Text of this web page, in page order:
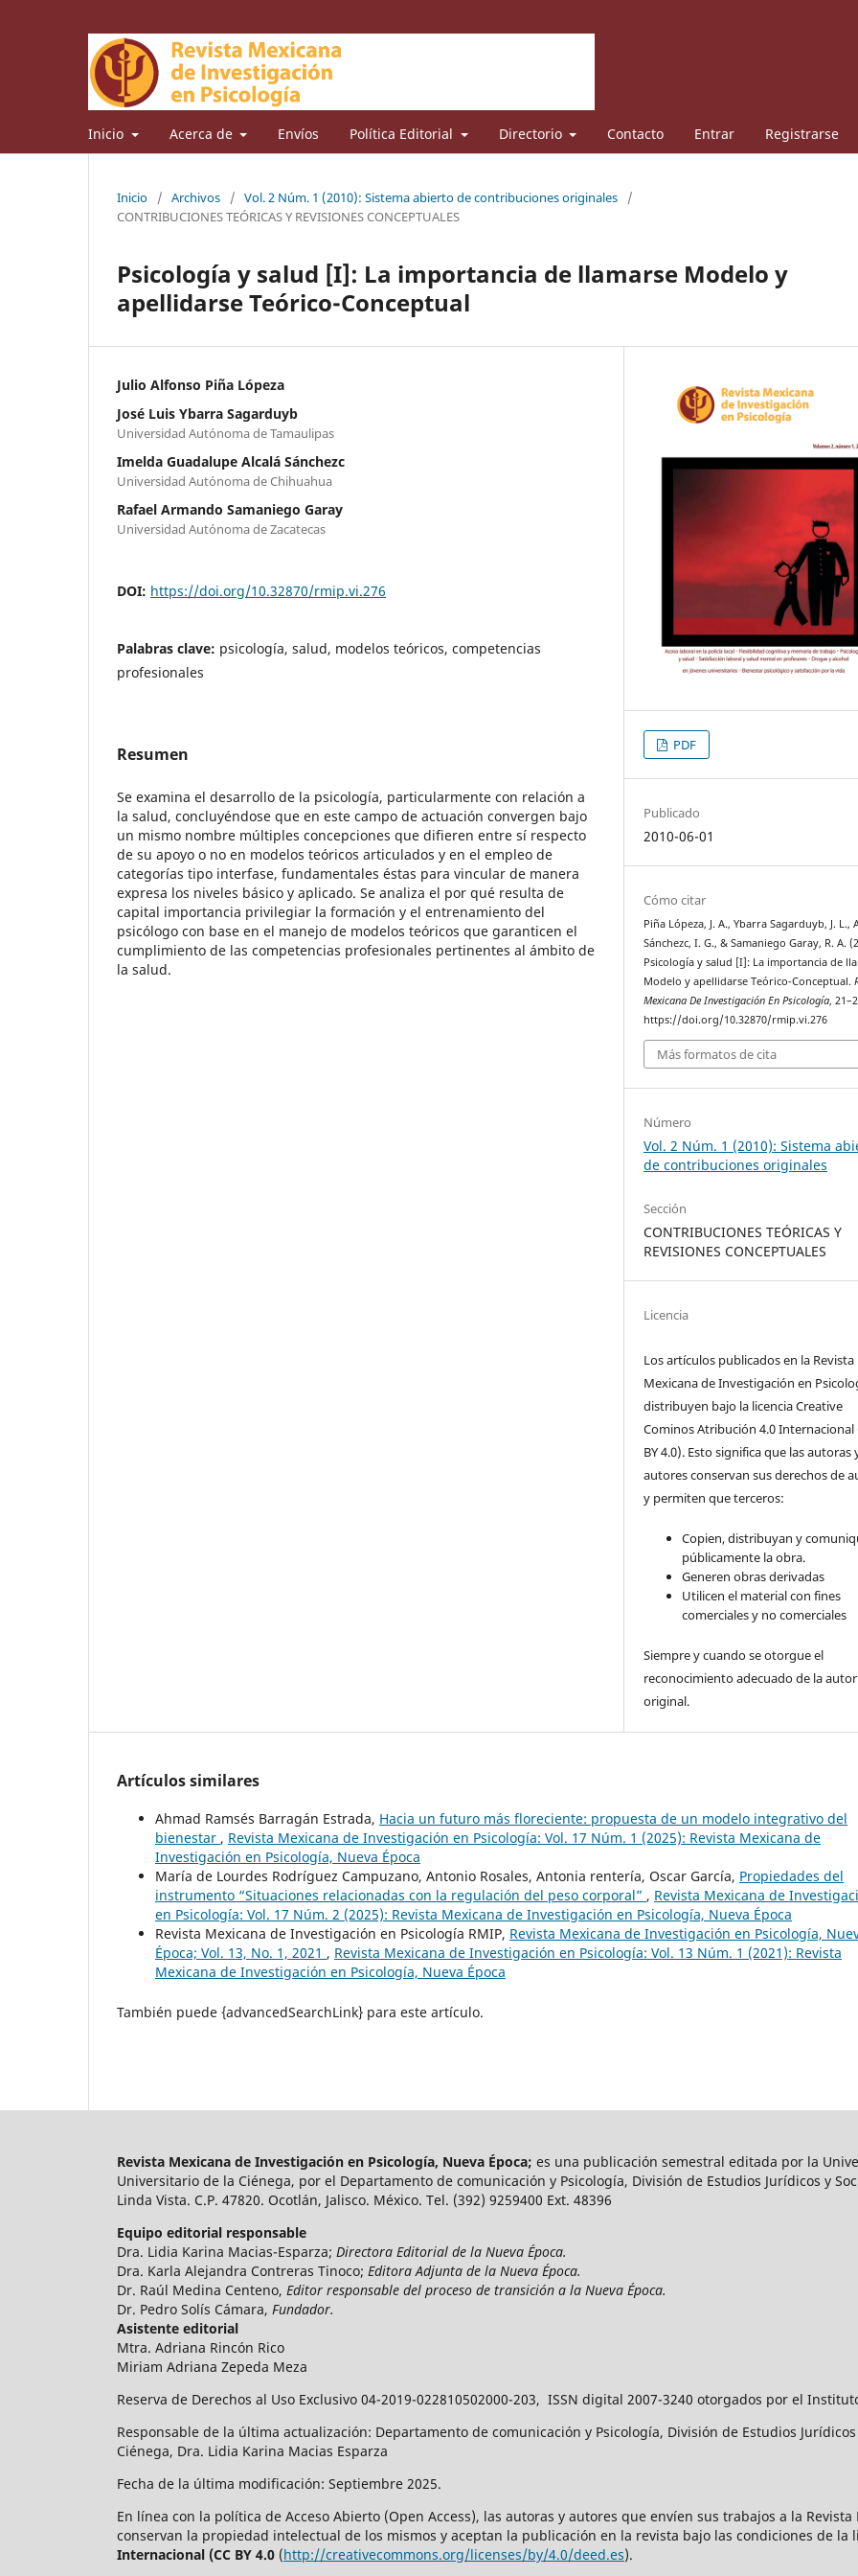
Inicio Acerca de Envíos Política Editorial Directorio Contacto Entrar Registrarse
Inicio / Archivos / Vol. 2 Núm. 1 (2010): Sistema abierto de contribuciones originales
/
CONTRIBUCIONES TEÓRICAS Y REVISIONES CONCEPTUALES
Psicología y salud [I]: La importancia de llamarse Modelo y
apellidarse Teórico-Conceptual
Julio Alfonso Piña Lópeza
José Luis Ybarra Sagarduyb
Universidad Autónoma de Tamaulipas
Imelda Guadalupe Alcalá Sánchezc
Universidad Autónoma de Chihuahua
Rafael Armando Samaniego Garay
Universidad Autónoma de Zacatecas
DOI: https://doi.org/10.32870/rmip.vi.276
Palabras clave: psicología, salud, modelos teóricos, competencias
profesionales
Resumen
Se examina el desarrollo de la psicología, particularmente con relación a
la salud, concluyéndose que en este campo de actuación convergen bajo
un mismo nombre múltiples concepciones que difieren entre sí respecto
de su apoyo o no en modelos teóricos articulados y en el empleo de
categorías tipo interfase, fundamentales éstas para vincular de manera
expresa los niveles básico y aplicado. Se analiza el por qué resulta de
capital importancia privilegiar la formación y el entrenamiento del
psicólogo con base en el manejo de modelos teóricos que garanticen el
cumplimiento de las competencias profesionales pertinentes al ámbito de
la salud.
PDF
Publicado
2010-06-01
Cómo citar
Piña Lópeza, J. A., Ybarra Sagarduyb, J. L.,
Sánchezc, I. G., & Samaniego Garay, R. A.
Psicología y salud [I]: La importancia de
Modelo y apellidarse Teórico-Conceptual.
Mexicana De Investigación En Psicología,
https://doi.org/10.32870/rmip.vi.276
Más formatos de cita
Número
Vol. 2 Núm. 1 (2010): Sistema
de contribuciones originales
Sección
CONTRIBUCIONES TEÓRICAS Y
REVISIONES CONCEPTUALES
Licencia
Los artículos publicados en la Revista
Mexicana de Investigación en
distribuyen bajo la licencia Creative
Cominos Atribución 4.0 Internacional
BY 4.0). Esto significa que las autoras
autores conservan sus derechos de
y permiten que terceros:
Copien, distribuyan y
públicamente la obra.
Generen obras derivadas
Utilicen el material con fines
comerciales y no comerciales
Siempre y cuando se otorgue el
reconocimiento adecuado de la
original.
Artículos similares
Ahmad Ramsés Barragán Estrada, Hacia un futuro más floreciente: propuesta de un modelo integrativo del
bienestar , Revista Mexicana de Investigación en Psicología: Vol. 17 Núm. 1 (2025): Revista Mexicana de
Investigación en Psicología, Nueva Época
María de Lourdes Rodríguez Campuzano, Antonio Rosales, Antonia rentería, Oscar García, Propiedades del
instrumento “Situaciones relacionadas con la regulación del peso corporal” , Revista Mexicana de
en Psicología: Vol. 17 Núm. 2 (2025): Revista Mexicana de Investigación en Psicología, Nueva Época
Revista Mexicana de Investigación en Psicología RMIP, Revista Mexicana de Investigación en Psicología,
Época; Vol. 13, No. 1, 2021 , Revista Mexicana de Investigación en Psicología: Vol. 13 Núm. 1 (2021): Revista
Mexicana de Investigación en Psicología, Nueva Época
También puede {advancedSearchLink} para este artículo.
Revista Mexicana de Investigación en Psicología, Nueva Época; es una publicación semestral editada por la
Universitario de la Ciénega, por el Departamento de comunicación y Psicología, División de Estudios Jurídicos y
Linda Vista. C.P. 47820. Ocotlán, Jalisco. México. Tel. (392) 9259400 Ext. 48396
Equipo editorial responsable
Dra. Lidia Karina Macias-Esparza; Directora Editorial de la Nueva Época.
Dra. Karla Alejandra Contreras Tinoco; Editora Adjunta de la Nueva Época.
Dr. Raúl Medina Centeno, Editor responsable del proceso de transición a la Nueva Época.
Dr. Pedro Solís Cámara, Fundador.
Asistente editorial
Mtra. Adriana Rincón Rico
Miriam Adriana Zepeda Meza
Reserva de Derechos al Uso Exclusivo 04-2019-022810502000-203, ISSN digital 2007-3240 otorgados por el
Responsable de la última actualización: Departamento de comunicación y Psicología, División de Estudios
Ciénega, Dra. Lidia Karina Macias Esparza
Fecha de la última modificación: Septiembre 2025.
En línea con la política de Acceso Abierto (Open Access), las autoras y autores que envíen sus trabajos a la
conservan la propiedad intelectual de los mismos y aceptan la publicación en la revista bajo las condiciones de la
Internacional (CC BY 4.0 (http://creativecommons.org/licenses/by/4.0/deed.es).